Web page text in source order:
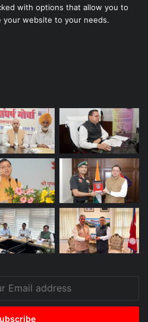
with options that allow you to
your website to your needs.